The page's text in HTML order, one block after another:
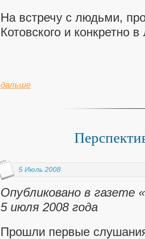
На встречу с людьми,
Котовского и конкретно
дальше
5 Июль 2008
Опубликовано в газете
5 июля 2008 года
Прошли первые